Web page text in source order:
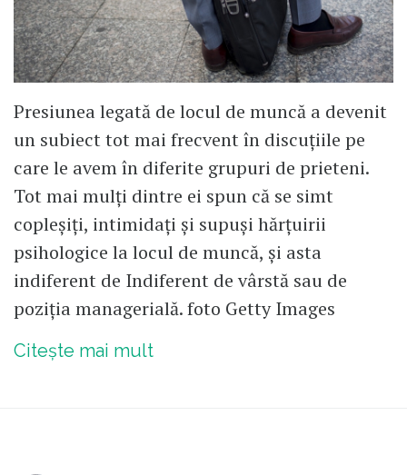
Presiunea legată de locul de muncă a devenit
un subiect tot mai frecvent în discuțiile pe
care le avem în diferite grupuri de prieteni.
Tot mai mulți dintre ei spun că se simt
copleșiți, intimidați și supuși hărțuirii
psihologice la locul de muncă, și asta
indiferent de Indiferent de vârstă sau de
poziția managerială. foto Getty Images
Citește mai mult